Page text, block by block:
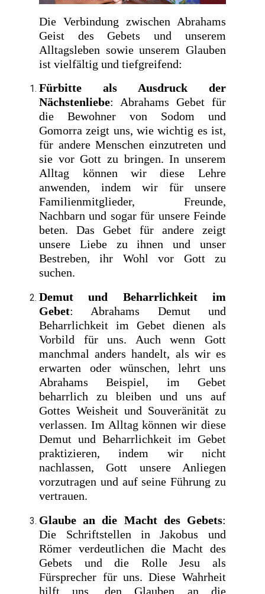
Die Verbindung zwischen Abrahams
Geist des Gebets und unserem
Alltagsleben sowie unserem Glauben
ist vielfältig und tiefgreifend:
Fürbitte als Ausdruck der
Nächstenliebe: Abrahams Gebet für
die Bewohner von Sodom und
Gomorra zeigt uns, wie wichtig es ist,
für andere Menschen einzutreten und
sie vor Gott zu bringen. In unserem
Alltag können wir diese Lehre
anwenden, indem wir für unsere
Familienmitglieder, Freunde,
Nachbarn und sogar für unsere Feinde
beten. Das Gebet für andere zeigt
unsere Liebe zu ihnen und unser
Bestreben, ihr Wohl vor Gott zu
suchen.
Demut und Beharrlichkeit im
Gebet: Abrahams Demut und
Beharrlichkeit im Gebet dienen als
Vorbild für uns. Auch wenn Gott
manchmal anders handelt, als wir es
erwarten oder wünschen, lehrt uns
Abrahams Beispiel, im Gebet
beharrlich zu bleiben und uns auf
Gottes Weisheit und Souveränität zu
verlassen. Im Alltag können wir diese
Demut und Beharrlichkeit im Gebet
praktizieren, indem wir nicht
nachlassen, Gott unsere Anliegen
vorzutragen und auf seine Führung zu
vertrauen.
Glaube an die Macht des Gebets:
Die Schriftstellen in Jakobus und
Römer verdeutlichen die Macht des
Gebets und die Rolle Jesu als
Fürsprecher für uns. Diese Wahrheit
hilft uns, den Glauben an die